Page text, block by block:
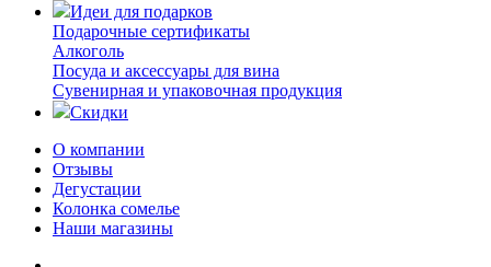
Идеи для подарков
Подарочные сертификаты
Алкоголь
Посуда и аксессуары для вина
Сувенирная и упаковочная продукция
Скидки
О компании
Отзывы
Дегустации
Колонка сомелье
Наши магазины